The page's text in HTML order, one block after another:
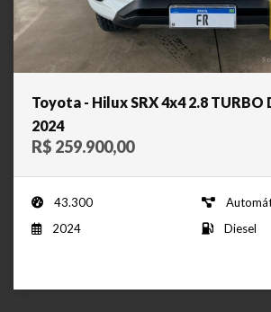
Toyota - Hilux SRX 4x4 2.8 TURBO
2024
R$ 259.900,00
43.300
2024
Diesel